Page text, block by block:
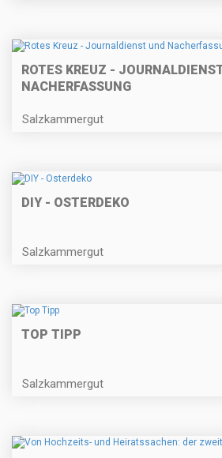
ROTES KREUZ -
NACHERFASSUNG
Salzkammergut
DIY - OSTERDEKO
Salzkammergut
TOP TIPP
Salzkammergut